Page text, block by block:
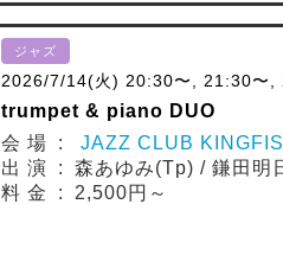
ジャズ
2026/7/14(火) 20:30〜, 21:30〜,
trumpet & piano DUO
会 場 : JAZZ CLUB
出 演 : 森あゆみ(Tp) / 鎌田明
料 金 : 2,500円～